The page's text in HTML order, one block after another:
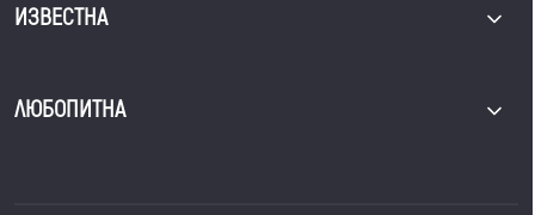
ИЗВЕСТНА
ЛЮБОПИТНА